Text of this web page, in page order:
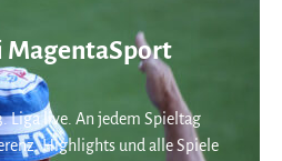
MagentaSport
Liga live. An jedem Spieltag
Highlights und alle Spiele